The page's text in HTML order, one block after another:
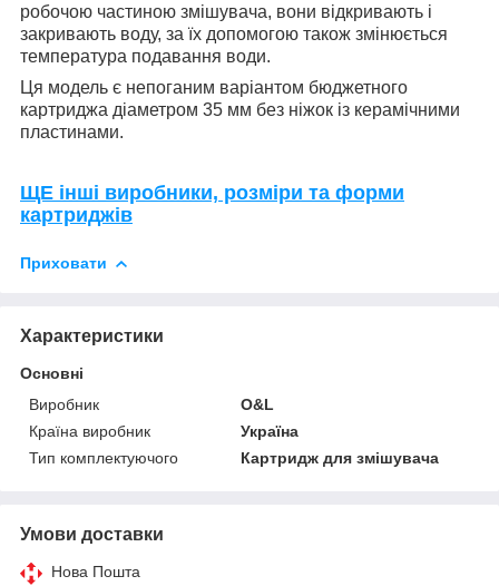
робочою частиною змішувача, вони відкривають і
закривають воду, за їх допомогою також змінюється
температура подавання води.
Ця модель є непоганим варіантом бюджетного
картриджа діаметром 35 мм без ніжок із керамічними
пластинами.
ЩЕ інші виробники, розміри та форми
картриджів
Приховати
Характеристики
Основні
Виробник
O&L
Країна виробник
Україна
Тип комплектуючого
Картридж для змішувача
Умови доставки
Нова Пошта